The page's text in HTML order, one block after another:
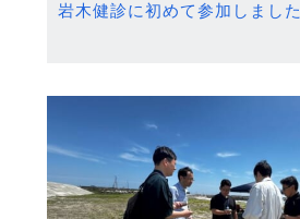
岩木健診に初めて参加しました